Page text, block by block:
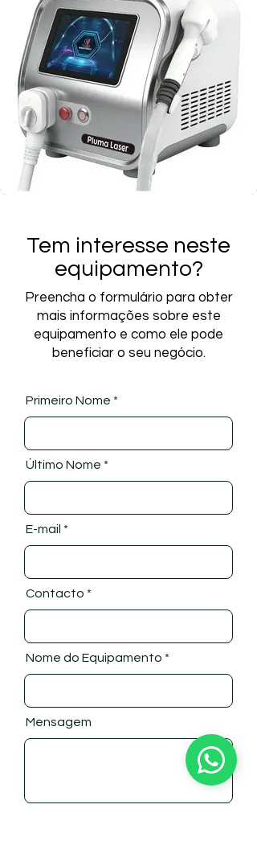
Tem interesse neste
equipamento?
Preencha o formulário para obter
mais informações sobre este
equipamento e como ele pode
beneficiar o seu negócio.
Primeiro Nome
Último Nome
E-mail
Contacto
Nome do Equipamento
Mensagem